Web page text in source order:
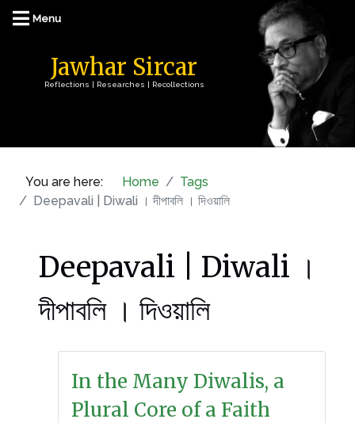
Jawhar Sircar
Reflections | Researches | Recollections
You are here: Home
Tags
Deepavali | Diwali । দীপাবলি । দিওয়ালি
Deepavali | Diwali ।
দীপাবলি । দিওয়ালি
In the Many Diwalis, a
Plural Core of a Faith